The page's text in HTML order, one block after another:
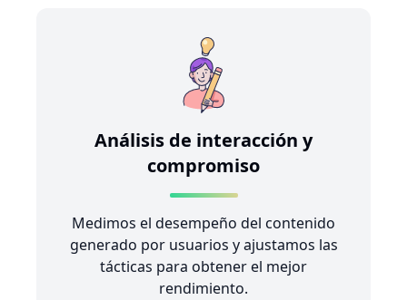
Análisis de interacción y
compromiso
Medimos el desempeño del contenido
generado por usuarios y ajustamos las
tácticas para obtener el mejor
rendimiento.